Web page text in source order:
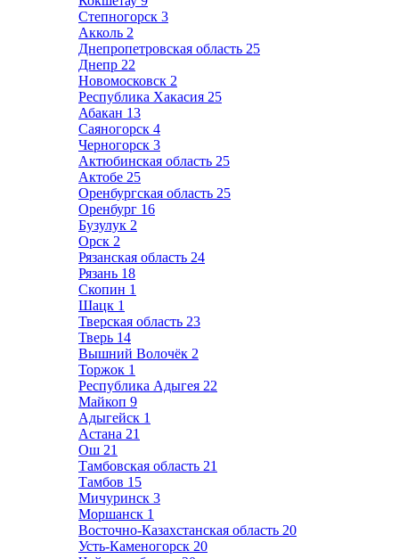
Степногорск 3
Акколь 2
Днепропетровская область 25
Днепр 22
Новомосковск 2
Республика Хакасия 25
Абакан 13
Саяногорск 4
Черногорск 3
Актюбинская область 25
Актобе 25
Оренбургская область 25
Оренбург 16
Бузулук 2
Орск 2
Рязанская область 24
Рязань 18
Скопин 1
Шацк 1
Тверская область 23
Тверь 14
Вышний Волочёк 2
Торжок 1
Республика Адыгея 22
Майкоп 9
Адыгейск 1
Астана 21
Ош 21
Тамбовская область 21
Тамбов 15
Мичуринск 3
Моршанск 1
Восточно-Казахстанская область 20
Усть-Каменогорск 20